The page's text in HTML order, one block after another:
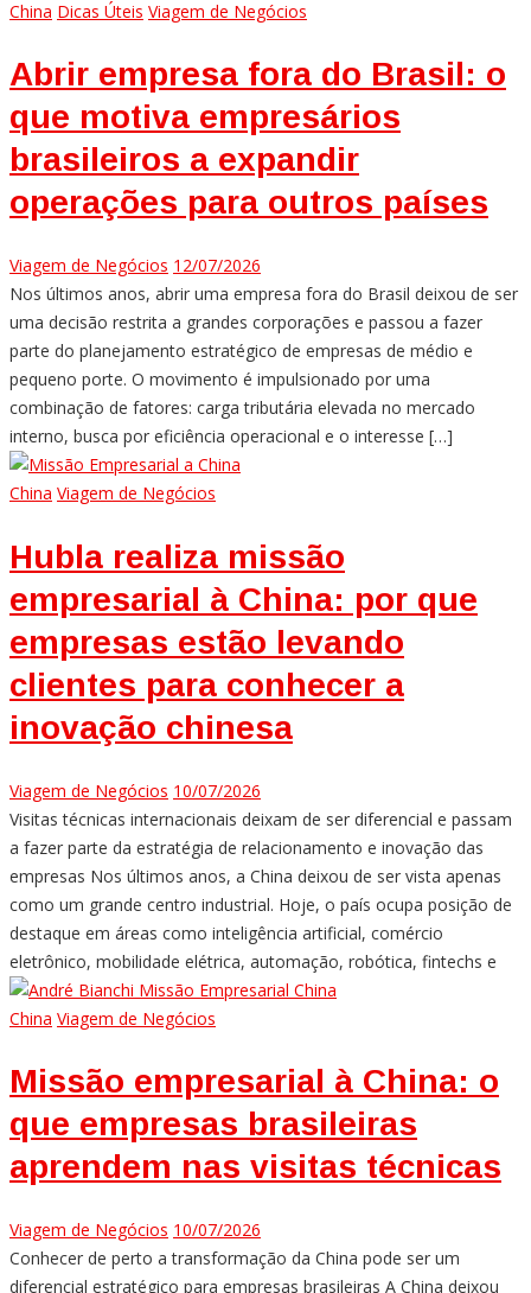
China Dicas Úteis Viagem de Negócios
Abrir empresa fora do Brasil: o
que motiva empresários
brasileiros a expandir
operações para outros países
Viagem de Negócios 12/07/2026
Nos últimos anos, abrir uma empresa fora do Brasil deixou de ser
uma decisão restrita a grandes corporações e passou a fazer
parte do planejamento estratégico de empresas de médio e
pequeno porte. O movimento é impulsionado por uma
combinação de fatores: carga tributária elevada no mercado
interno, busca por eficiência operacional e o interesse […]
China Viagem de Negócios
Hubla realiza missão
empresarial à China: por que
empresas estão levando
clientes para conhecer a
inovação chinesa
Viagem de Negócios 10/07/2026
Visitas técnicas internacionais deixam de ser diferencial e passam
a fazer parte da estratégia de relacionamento e inovação das
empresas Nos últimos anos, a China deixou de ser vista apenas
como um grande centro industrial. Hoje, o país ocupa posição de
destaque em áreas como inteligência artificial, comércio
eletrônico, mobilidade elétrica, automação, robótica, fintechs e
China Viagem de Negócios
Missão empresarial à China: o
que empresas brasileiras
aprendem nas visitas técnicas
Viagem de Negócios 10/07/2026
Conhecer de perto a transformação da China pode ser um
diferencial estratégico para empresas brasileiras A China deixou